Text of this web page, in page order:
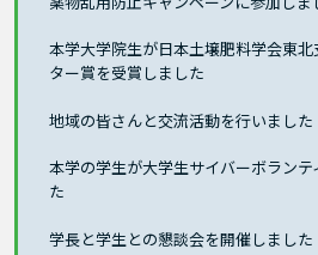
本学大学院生が日本土壌肥料学会東
ター賞を受賞しました
地域の皆さんと交流活動を行いました
本学の学生が大学生サイバーボラン
た
学長と学生との懇談会を開催しました